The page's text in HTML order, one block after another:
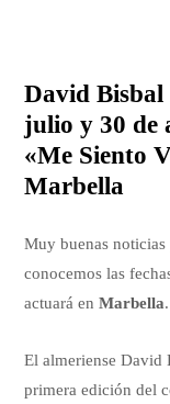
David Bisbal
julio y 30 de
«Me Siento
Marbella
Muy buenas
conocemos las
actuará enMarbella.
El almeriense David
primera edición del